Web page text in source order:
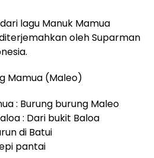
lagu Manuk Mamua
oleh Suparman
Mamua (Maleo)
: Burung burung Maleo
: Dari bukit Baloa
di Batui
pantai